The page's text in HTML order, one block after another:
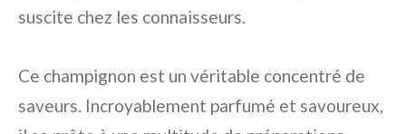
suscite chez les connaisseurs.
Ce champignon est un véritable concentré de
saveurs. Incroyablement parfumé et savoureux,